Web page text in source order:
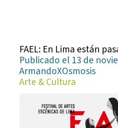
FAEL: En Lima están
Publicado el 13 de
ArmandoXOsmosis
Arte & Cultura